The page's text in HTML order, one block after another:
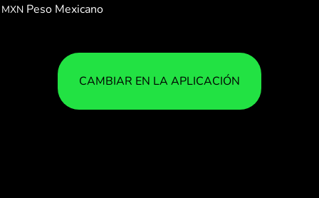
MXN Peso Mexicano
CAMBIAR EN LA APLICACIÓN